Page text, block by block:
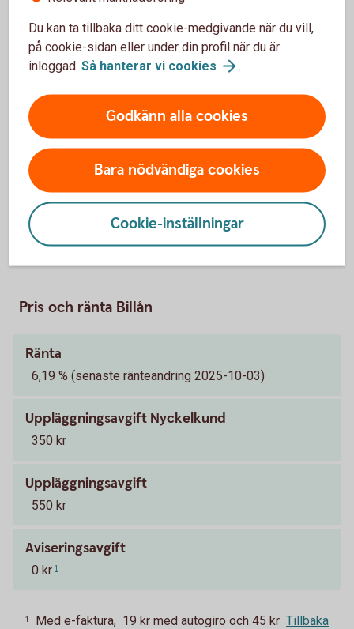
Så fungerar billån
Behöver jag vara kund för att få billån?
Vad krävs för att jag ska få billån?
Hur mycket får jag låna?
När får jag besked?
Pris och ränta Billån
Ränta
6,19 % (senaste ränteändring 2025-10-03)
Uppläggningsavgift Nyckelkund
350 kr
Uppläggningsavgift
550 kr
Aviseringsavgift
0 kr 1
1
Med e-faktura, 19 kr med autogiro och 45 kr Tillbaka
Du kan ta tillbaka ditt cookie-medgivande när du vill,
på cookie-sidan eller under din profil när du är
inloggad. Så hanterar vi cookies .
Godkänn alla cookies
Bara nödvändiga cookies
Cookie-inställningar